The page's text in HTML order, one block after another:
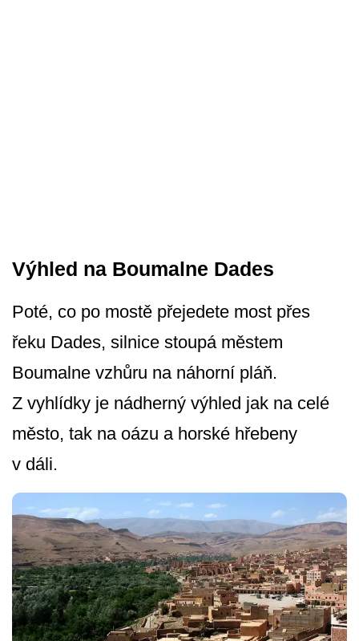
Výhled na Boumalne Dades
Poté, co po mostě přejedete most přes
řeku Dades, silnice stoupá městem
Boumalne vzhůru na náhorní pláň.
Z vyhlídky je nádherný výhled jak na celé
město, tak na oázu a horské hřebeny
v dáli.